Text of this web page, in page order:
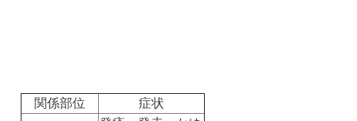
関係部位 症状